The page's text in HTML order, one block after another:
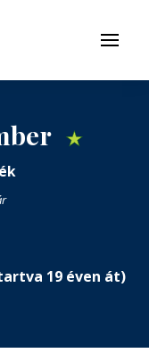
Menü
★
19 éven át)